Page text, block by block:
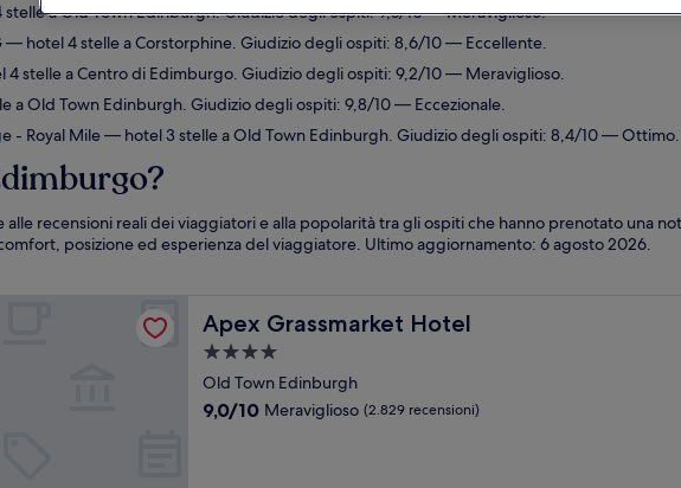
a Old Town Edinburgh. Giudizio degli ospiti: 9,0/10 — Meraviglioso.
— hotel 4 stelle a Corstorphine. Giudizio degli ospiti: 8,6/10 — Eccellente.
stelle a Centro di Edimburgo. Giudizio degli ospiti: 9,2/10 — Meraviglioso.
a Old Town Edinburgh. Giudizio degli ospiti: 9,8/10 — Eccezionale.
- Royal Mile— hotel 3 stelle a Old Town Edinburgh. Giudizio degli ospiti: 8,4/10 — Ottimo.
alle recensioni reali dei viaggiatori e alla popolarità tra gli ospiti che hanno prenotato una
posizione ed esperienza del viaggiatore. Ultimo aggiornamento: 6 agosto 2026.
Apex Grassmarket Hotel
Apex Grassmarket Hotel
Struttura
a
4.0
Old Town Edinburgh
9.0
9,0/10 Meraviglioso (2.829 recensioni)